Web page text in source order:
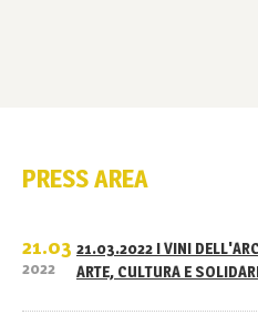
PRESS AREA
21.03
2022
21.03.2022 I VINI
ARTE, CULTURA E